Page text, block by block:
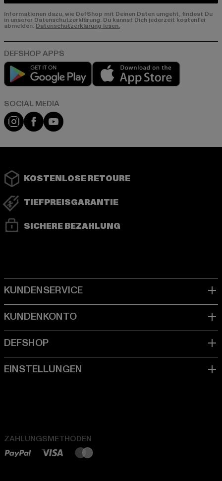
Informationen dazu, wie DefShop mit Deinen Daten umgeht, findest Du
in unserer Datenschutzerklärung. Du kannst Dich jederzeit kostenfei
abmelden. Datenschutzerklärung lesen.
Play market
Instagram
FacebookYouTube
KOSTENLOSE RETOURE
TIEFPREISGARANTIE
SICHERE BEZAHLUNG
ZAHLUNGSMETHODEN